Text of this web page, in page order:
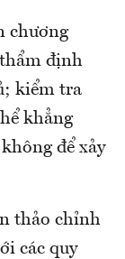
chương
định
kiểm tra
khẳng
để xảy
thảo chỉnh
các quy